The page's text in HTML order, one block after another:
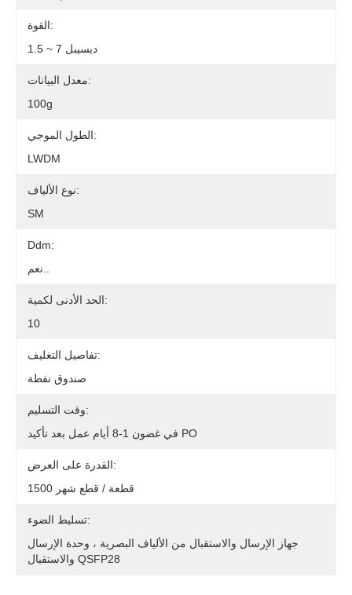
القوة:
1.5 ~ 7 ديسيبل
معدل البيانات:
100g
الطول الموجي:
LWDM
نوع الألياف:
SM
Ddm:
الحد الأدنى لكمية:
10
تفاصيل التغليف:
صندوق نفطة
وقت التسليم:
في غضون 1-8 أيام عمل بعد تأكيد PO
القدرة على العرض:
1500 قطعة / قطع شهر
تسليط الضوء:
جهاز الإرسال والاستقبال من الألياف البصرية ، وحدة الإرسال
والاستقبال QSFP28